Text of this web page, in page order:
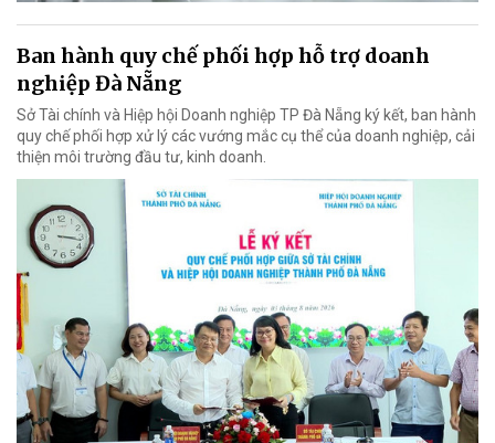
Ban hành quy chế phối hợp hỗ trợ doanh
nghiệp Đà Nẵng
Sở Tài chính và Hiệp hội Doanh nghiệp TP Đà Nẵng ký kết, ban hành
quy chế phối hợp xử lý các vướng mắc cụ thể của doanh nghiệp, cải
thiện môi trường đầu tư, kinh doanh.